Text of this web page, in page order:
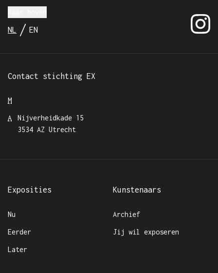
Huidige taal:
NL / EN
Contact stichting EX
M
A
Nijverheidkade 15
3534 AZ Utrecht
Exposities
Nu
eerder
later
Kunstenaars
archief
Jij wil exposeren